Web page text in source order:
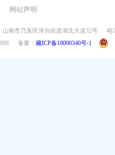
网站声明
山南市乃东区泽当街道湖北大道32号
电
备案： 藏ICP备18000340号-1